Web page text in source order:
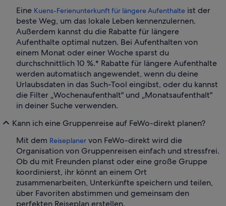
Eine Kuens-Ferienunterkunft für längere Aufenthalte ist der
beste Weg, um das lokale Leben kennenzulernen.
Außerdem kannst du die Rabatte für längere
Aufenthalte optimal nutzen. Bei Aufenthalten von
einem Monat oder einer Woche sparst du
durchschnittlich 10 %.* Rabatte für längere Aufenthalte
werden automatisch angewendet, wenn du deine
Urlaubsdaten in das Such-Tool eingibst, oder du kannst
die Filter „Wochenaufenthalt" und „Monatsaufenthalt"
in deiner Suche verwenden.
Kann ich eine Gruppenreise auf FeWo-direkt planen?
Mit dem Reiseplaner von FeWo-direkt wird die
Organisation von Gruppenreisen einfach und stressfrei.
Ob du mit Freunden planst oder eine große Gruppe
koordinierst, ihr könnt an einem Ort
zusammenarbeiten, Unterkünfte speichern und teilen,
über Favoriten abstimmen und gemeinsam den